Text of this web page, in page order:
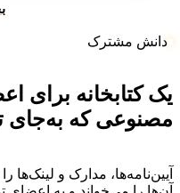
دانش مشترک
یک کتابخانه برای
مصنوعی که به‌جای
آیین‌نامه‌ها، مدارک و